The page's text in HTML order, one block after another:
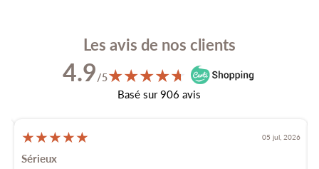
Les avis de nos clients
4.9/5★★★★★
★
Basé sur 906 avis
★★★★★ 05 jul, 2026
Sérieux